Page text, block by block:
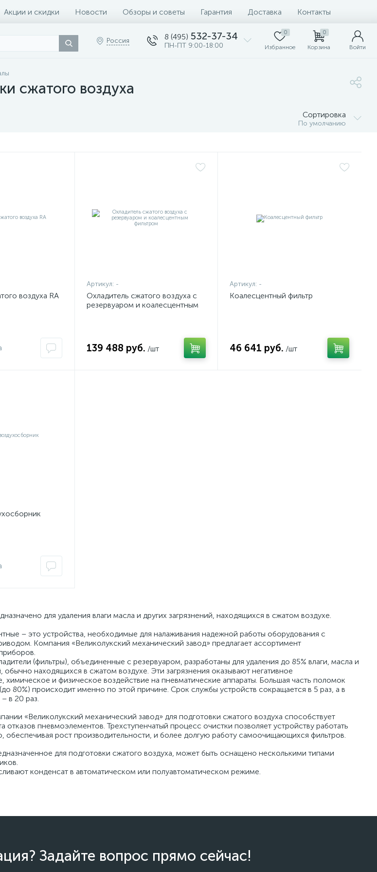
Акции и скидки Новости Обзоры и советы Гарантия Доставка Контакты
Россия 8 (495) 532-37-34
ПН-ПТ 9:00-18:00
0
Избранное
0
Корзина Войти
сжатого воздуха
Сортировка
По умолчанию
воздуха RA
Артикул: -
Охладитель сжатого воздуха с
резервуаром и коалесцентным
139 488 руб. /шт
Артикул: -
Коалесцентный фильтр
46 641 руб. /шт
для удаления влаги масла и других загрязнений, находящихся в сжатом воздухе.
– это устройства, необходимые для налаживания надежной работы оборудования с
Компания «Великолукский механический завод» предлагает ассортимент
(фильтры), объединенные с резервуаром, разработаны для удаления до 85% влаги, масла и
обычно находящихся в сжатом воздухе. Эти загрязнения оказывают негативное
химическое и физическое воздействие на пневматические аппараты. Большая часть поломок
80%) происходит именно по этой причине. Срок службы устройств сокращается в 5 раз, а в
в 20 раз.
«Великолукский механический завод» для подготовки сжатого воздуха способствует
пневмоэлементов. Трехступенчатый процесс очистки позволяет устройству работать
обеспечивая рост производительности, и более долгую работу самоочищающихся фильтров.
для подготовки сжатого воздуха, может быть оснащено несколькими типами
конденсат в автоматическом или полуавтоматическом режиме.
Задайте вопрос прямо сейчас!